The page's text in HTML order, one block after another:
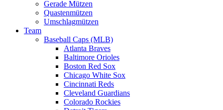
Gerade Mützen
Quastenmützen
Umschlagmützen
Team
Baseball Caps (MLB)
Atlanta Braves
Baltimore Orioles
Boston Red Sox
Chicago White Sox
Cincinnati Reds
Cleveland Guardians
Colorado Rockies